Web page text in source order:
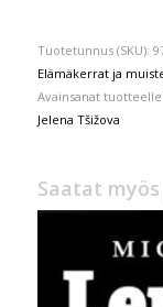
Tuotetunnus (SKU):
Elämäkerrat ja
Avainsanat tuotteelle
Jelena Tšižova
Saatat